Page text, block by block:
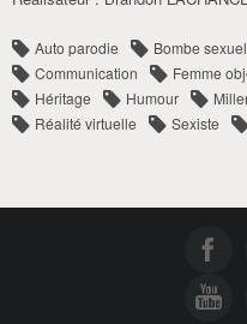
Auto parodie Bombe
Communication
Femme
Héritage
Humour
Réalité virtuelle
Sexiste